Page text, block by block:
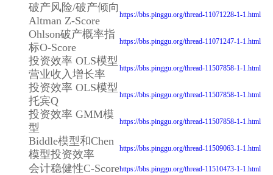
破产风险/破产倾向
Altman Z-Score
https://bbs.pinggu.org/thread-11071228-1-1.html
Ohlson破产概率指
标O-Score
https://bbs.pinggu.org/thread-11071247-1-1.html
投资效率 OLS模型
营业收入增长率
https://bbs.pinggu.org/thread-11507858-1-1.html
投资效率 OLS模型
托宾Q
https://bbs.pinggu.org/thread-11507858-1-1.html
投资效率 GMM模
型
https://bbs.pinggu.org/thread-11507858-1-1.html
Biddle模型和Chen
模型投资效率
https://bbs.pinggu.org/thread-11509063-1-1.html
会计稳健性C-Scorehttps://bbs.pinggu.org/thread-11510473-1-1.html